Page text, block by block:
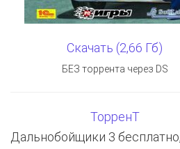
Скачать (2,66 Гб)
БЕЗ торрента через DS
ТорренТ
Дальнобойщики 3